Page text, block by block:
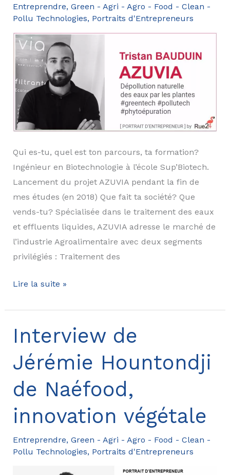
Entreprendre, Green - Agri - Agro - Food - Clean -
Pollu Technologies, Portraits d'Entrepreneurs
Qui es-tu, quel est ton parcours, ta formation?
Ingénieur en Biotechnologie à l’école Sup’Biotech.
Lancement du projet AZUVIA pendant la fin de
mes études (en 2018) Que fait ta société? Que
vends-tu? Spécialisée dans le traitement des eaux
et effluents liquides, AZUVIA adresse le marché de
l’industrie Agroalimentaire avec deux segments
privilégiés : Traitement des
Portrait
Tristan
Bauduin,
AZUVIA,
dépollution
naturelle
les
Lire la suite »
Interview de
Jérémie Hountondji
de Naéfood,
innovation végétale
Entreprendre, Green - Agri - Agro - Food - Clean -
Pollu Technologies, Portraits d'Entrepreneurs